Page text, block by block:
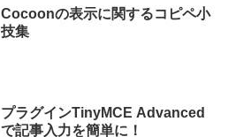
Cocoonの表示に関するコピペ小
技集
プラグインTinyMCE Advanced
で記事入力を簡単に！